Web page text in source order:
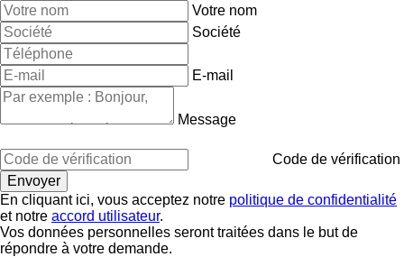
Votre nom
Société
E-mail
Message
Code de vérification
En cliquant ici, vous acceptez notre politique de confidentialité
et notre accord utilisateur.
Vos données personnelles seront traitées dans le but de
répondre à votre demande.